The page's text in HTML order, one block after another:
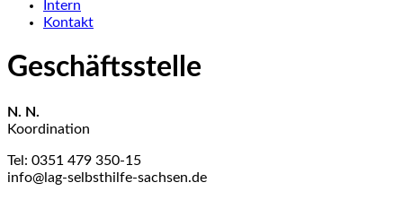
Intern
Kontakt
Geschäftsstelle
N. N.
Koordination
Tel: 0351 479 350-15
info@lag-selbsthilfe-sachsen.de